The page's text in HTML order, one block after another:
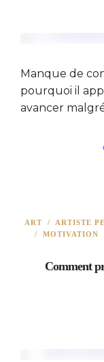
Manque de
pourquoi il
avancer
ART/ ARTISTE
/ MOTIVATION
Comment